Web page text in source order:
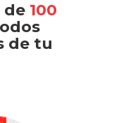
de 100
de tu